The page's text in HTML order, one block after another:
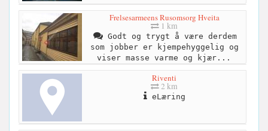
Frelsesarmeens Rusomsorg Hveita
1 km
Godt og trygt å være derdem
som jobber er kjempehyggelig og
viser masse varme og kjær...
Riventi
2 km
eLæring